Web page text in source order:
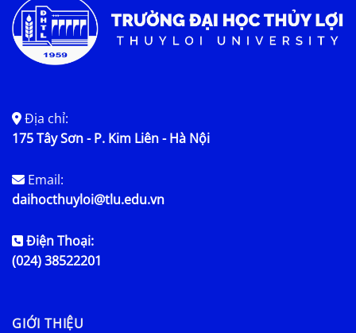
Địa chỉ:
175 Tây Sơn - P. Kim Liên - Hà Nội
Email:
daihocthuyloi@tlu.edu.vn
Điện Thoại:
(024) 38522201
GIỚI THIỆU